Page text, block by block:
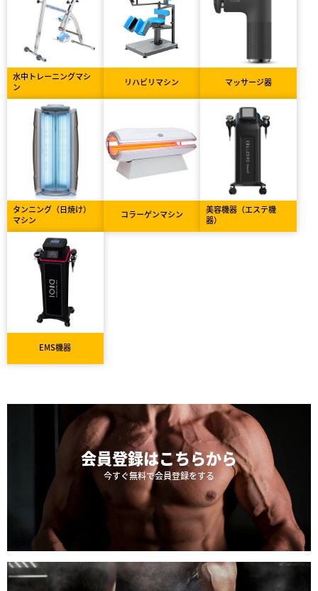
水中トレーニングマシ
ン
リハビリマシン マッサージ器
タンニング（日焼け）
マシン
コラーゲンマシン
美容機器（エステ機
器）
EMS機器
会員登録はこちらから
今すぐ無料で会員登録をする